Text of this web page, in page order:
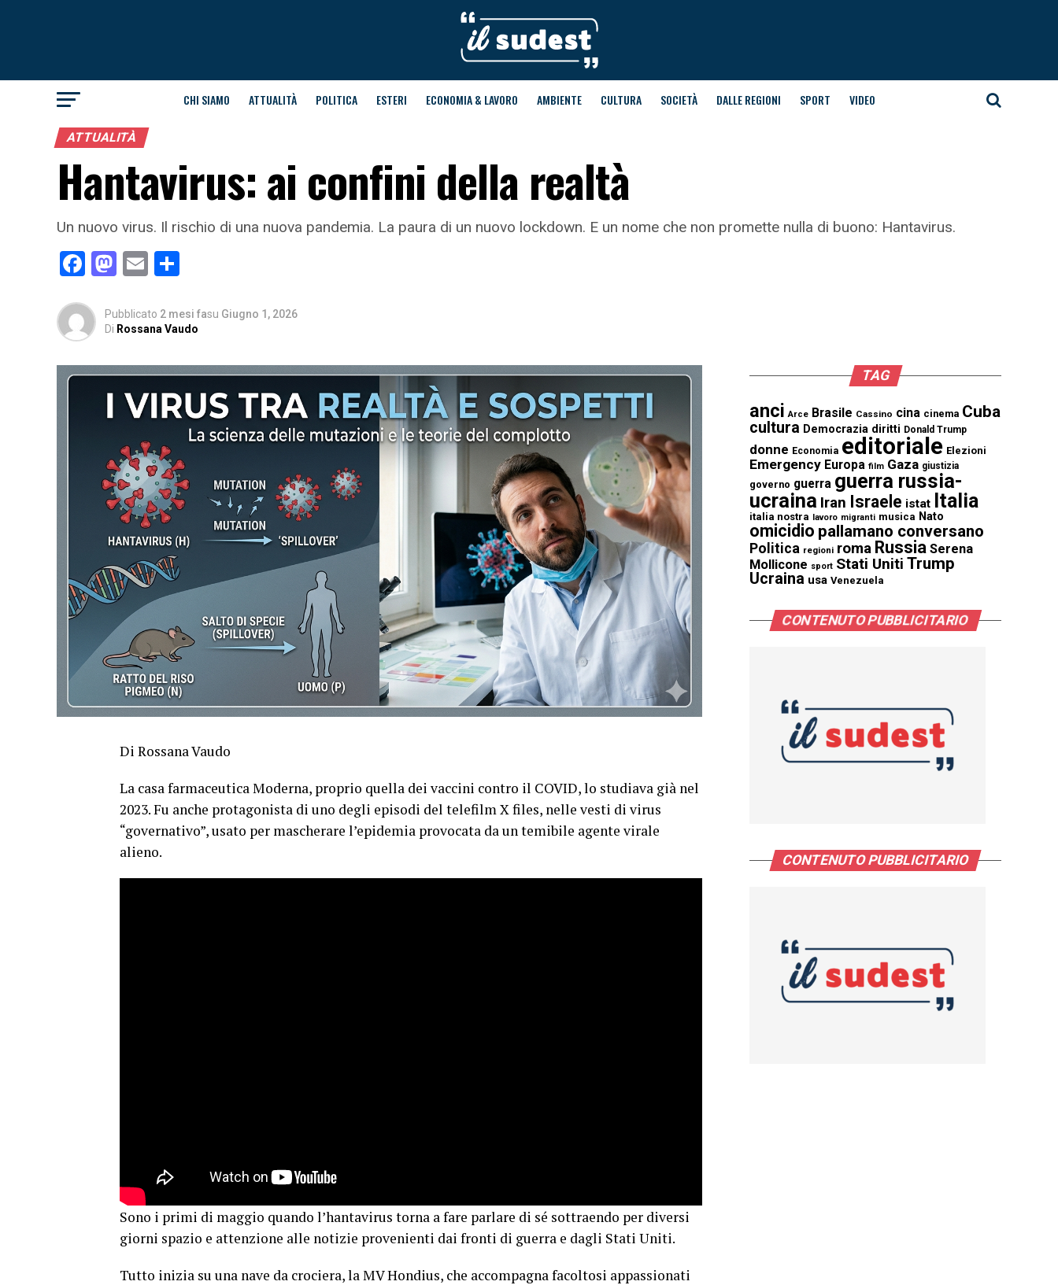
CHI SIAMO ATTUALITÀ POLITICA ESTERI ECONOMIA & LAVORO AMBIENTE CULTURA SOCIETÀ DALLE REGIONI SPORT VIDEO
ATTUALITÀ
Hantavirus: ai confini della realtà
Un nuovo virus. Il rischio di una nuova pandemia. La paura di un nuovo lockdown. E un nome che non promette nulla di buono: Hantavirus.
Facebook
Mastodon
Email
Pubblicato 2 mesi fasu Giugno 1, 2026
Di Rossana Vaudo
Di Rossana Vaudo
La casa farmaceutica Moderna, proprio quella dei vaccini contro il COVID, lo studiava già nel
2023. Fu anche protagonista di uno degli episodi del telefilm X files, nelle vesti di virus
“governativo”, usato per mascherare l’epidemia provocata da un temibile agente virale
alieno.
Sono i primi di maggio quando l’hantavirus torna a fare parlare di sé sottraendo per diversi
giorni spazio e attenzione alle notizie provenienti dai fronti di guerra e dagli Stati Uniti.
Tutto inizia su una nave da crociera, la MV Hondius, che accompagna facoltosi appassionati
TAG
anci Arce Brasile Cassino cina cinema Cuba
cultura Democrazia diritti Donald Trump
donne Economia editoriale Elezioni
Emergency Europa film Gaza giustizia
governo guerra guerra russia-
ucraina Iran Israele istat Italia
italia nostra lavoro migranti musica Nato
omicidio pallamano conversano
Politica regioni roma Russia Serena
Mollicone sport Stati Uniti Trump
Ucraina usa Venezuela
CONTENUTO PUBBLICITARIO
CONTENUTO PUBBLICITARIO